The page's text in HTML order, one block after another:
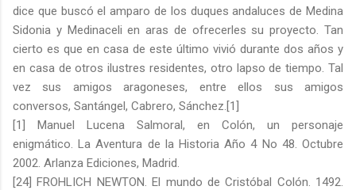
dice que buscó el amparo de los duques andaluces de Medina
Sidonia y Medinaceli en aras de ofrecerles su proyecto. Tan
cierto es que en casa de este último vivió durante dos años y
en casa de otros ilustres residentes, otro lapso de tiempo. Tal
vez sus amigos aragoneses, entre ellos sus amigos
conversos, Santángel, Cabrero, Sánchez.[1]
[1] Manuel Lucena Salmoral, en Colón, un personaje
enigmático. La Aventura de la Historia Año 4 No 48. Octubre
2002. Arlanza Ediciones, Madrid.
[24] FROHLICH NEWTON. El mundo de Cristóbal Colón. 1492.